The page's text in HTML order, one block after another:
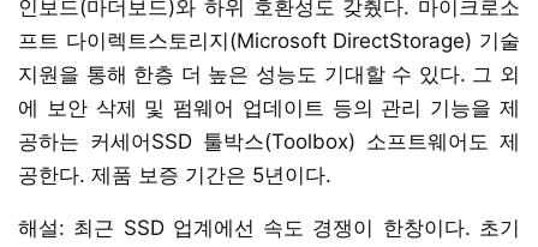
인보드(마더보드)와 하위 호환성도 갖췄다. 마이크로소
프트 다이렉트스토리지(Microsoft DirectStorage) 기술
지원을 통해 한층 더 높은 성능도 기대할 수 있다. 그 외
에 보안 삭제 및 펌웨어 업데이트 등의 관리 기능을 제
공하는 커세어SSD 툴박스(Toolbox) 소프트웨어도 제
공한다. 제품 보증 기간은 5년이다.
해설: 최근 SSD 업계에선 속도 경쟁이 한창이다. 초기